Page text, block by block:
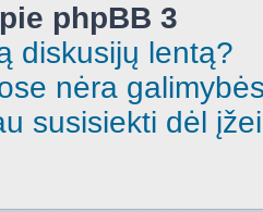
phpBB 3
diskusijų lentą?
nėra
susisiekti dėl